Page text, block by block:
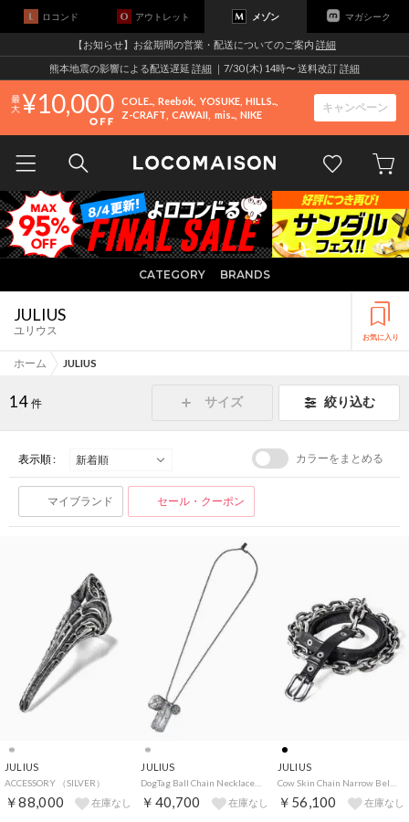
ロコンド アウトレット メゾン マガシーク
【お知らせ】お盆期間の営業・配送についてのご案内 詳細
熊本地震の影響による配送遅延 詳細 ｜7/30 (木) 14時〜 送料改訂詳細
10,000 COLE.. Reebok YOSUKE HILLS..
Z-CRAFT CAWAII mis.. NIKE
キャンペーン
CATEGORY BRANDS
JULIUS
ユリウス お気に入り
ホーム JULIUS
14 件 サイズ 絞り込む
表示順 : カラーをまとめる
マイブランド セール・クーポン
JULIUS
ACCESSORY （SILVER）
￥88,000 在庫なし
JULIUS
￥40,700 在庫なし
JULIUS
￥56,100 在庫なし